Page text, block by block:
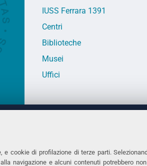
cookie di profilazione di terze parti.
navigazione e alcuni contenuti potrebbero
IUSS Ferrara 1391
Centri
Biblioteche
Musei
Uffici
Ferrara
Tel. +39
Fax. +39